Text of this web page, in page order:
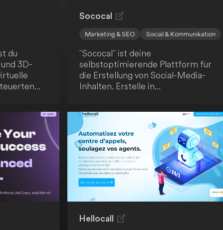
du
3D-
Sococal
Marketing & SEO Social & Kommunikation
"Sococal" ist deine
selbstoptimierende Plattform für
die Erstellung von Social-Media-
Inhalten. Erstelle in
mehrsprachiger Eingabe und
Ausgabe sowie Integrationen mit
Facebook und Shopify. Dank
vorgefertigter Bildunterschriften,
Visuals und Hashtags kannst du
selbstbewusst und regelmäßig
posten und dich auf das Wachstum
deines Unternehmens
Hellocall